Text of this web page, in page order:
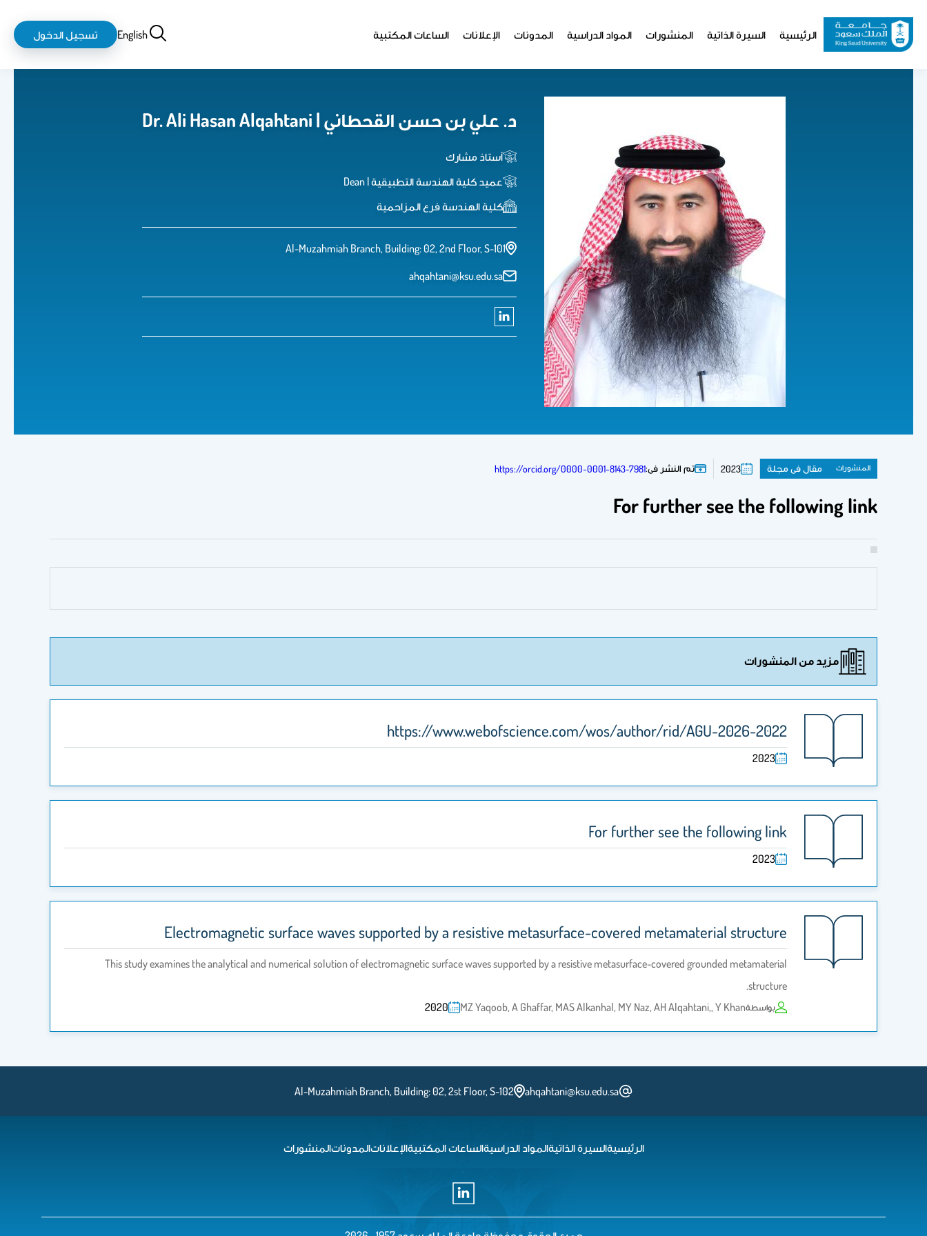
المحتوى
الرئيسي
Website
الرئيسية السيرة الذاتية المنشورات المواد الدراسية المدونات الإعلانات الساعات المكتبية بحثEnglish
login-
logout
تسجيل الدخول
د. علي بن حسن القحطاني | Dr. Ali Hasan Alqahtani
أستاذ مشارك
عميد كلية الهندسة التطبيقية | Dean
كلية الهندسة فرع المزاحمية
Al-Muzahmiah Branch, Building: 02, 2nd Floor, S-101
ahqahtani@ksu.edu.sa
المنشورات مقال فى مجلة 2023 تم النشر فى:https://orcid.org/0000-0001-8143-7981
For further see the following link
مزيد من المنشورات
https://www.webofscience.com/wos/author/rid/AGU-2026-2022
2023
For further see the following link
2023
Electromagnetic surface waves supported by a resistive metasurface-covered metamaterial structure
This study examines the analytical and numerical solution of electromagnetic surface waves supported by a resistive metasurface-covered grounded metamaterial
structure.
بواسطةMZ Yaqoob, A Ghaffar, MAS Alkanhal, MY Naz, AH Alqahtani,, Y Khan
2020
ahqahtani@ksu.edu.sa
Al-Muzahmiah Branch, Building: 02, 2st Floor, S-102
الرئيسيةالسيرة الذاتيةالمواد الدراسيةالساعات المكتبيةالإعلاناتالمدوناتالمنشورات